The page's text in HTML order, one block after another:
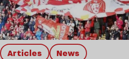
Articles news